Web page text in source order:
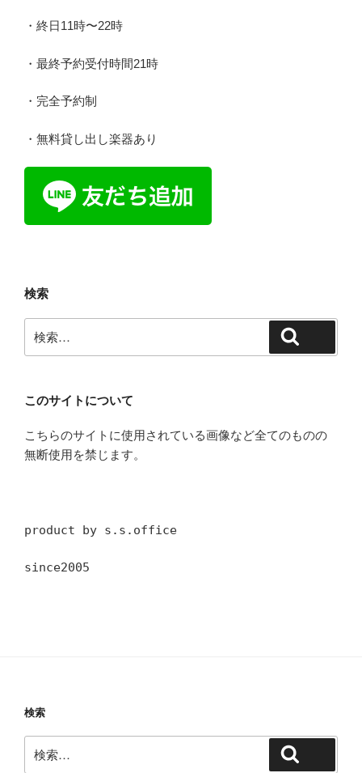
・終日11時〜22時
・最終予約受付時間21時
・完全予約制
・無料貸し出し楽器あり
検索
索:
このサイトについて
こちらのサイトに使用されている画像など全てのものの
無断使用を禁じます。
product by s.s.office
since2005
検索
索: